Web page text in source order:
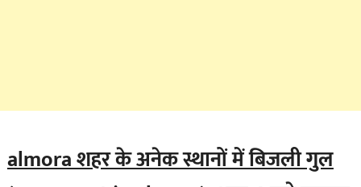
almora शहर के अनेक स्थानों में बिजली गुल